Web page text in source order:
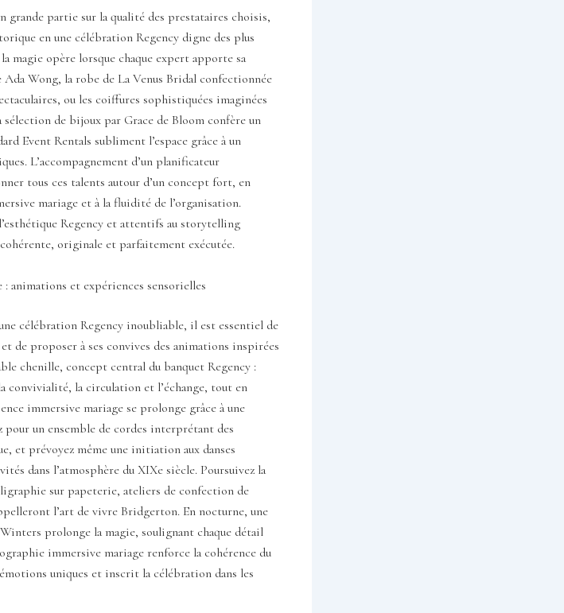
grande partie sur la qualité des prestataires choisis,
en une célébration Regency digne des plus
magie opère lorsque chaque expert apporte sa
Wong, la robe de La Venus Bridal confectionnée
ou les coiffures sophistiquées imaginées
sélection de bijoux par Grace de Bloom confère un
Event Rentals subliment l’espace grâce à un
L’accompagnement d’un planificateur
tous ces talents autour d’un concept fort, en
mariage et à la fluidité de l’organisation.
Regency et attentifs au storytelling
originale et parfaitement exécutée.
animations et expériences sensorielles
célébration Regency inoubliable, il est essentiel de
de proposer à ses convives des animations inspirées
chenille, concept central du banquet Regency :
convivialité, la circulation et l’échange, tout en
immersive mariage se prolonge grâce à une
un ensemble de cordes interprétant des
et prévoyez même une initiation aux danses
dans l’atmosphère du XIXe siècle. Poursuivez la
sur papeterie, ateliers de confection de
l’art de vivre Bridgerton. En nocturne, une
prolonge la magie, soulignant chaque détail
immersive mariage renforce la cohérence du
uniques et inscrit la célébration dans les